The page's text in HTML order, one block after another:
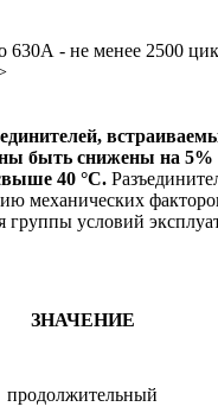
630А - не менее 2500
быть снижены на 5%
40 °C.
механических
группы условий
ЗНАЧЕНИЕ
продолжительный